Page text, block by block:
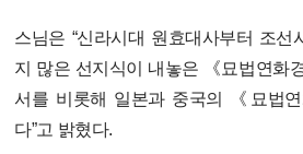
스님은 “신라시대 원효대사부터 조선
지 많은 선지식이 내놓은 《묘법연화
서를 비롯해 일본과 중국의 《묘법
다”고 밝혔다.